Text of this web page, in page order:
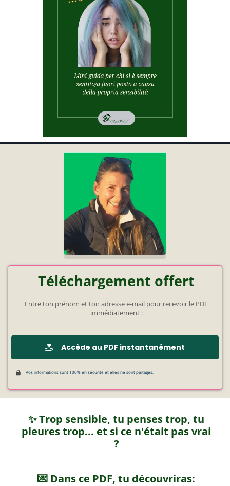
Téléchargement offert
Entre ton prénom et ton adresse e-mail pour recevoir le PDF
immédiatement :
Accède au PDF instantanément
Vos informations sont 100% en sécurité et elles ne sont partagés.
✨ Trop sensible, tu penses trop, tu
pleures trop... et si ce n'était pas vrai
?
💌 Dans ce PDF, tu découvriras: